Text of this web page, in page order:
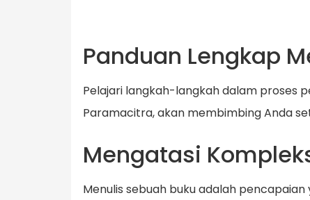
Panduan Lengkap
Pelajari langkah-langkah dalam proses
Paramacitra, akan membimbing Anda
Mengatasi
Menulis sebuah buku adalah